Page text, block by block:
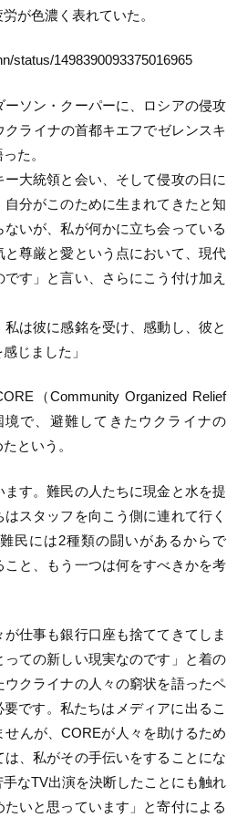
が色濃く表れていた。
status/1498390093375016965
ソン・クーパーに、ロシアの侵攻
ライナの首都キエフでゼレンスキ
た。
ー大統領と会い、そして侵攻の日に
分がこのために生まれてきたと知
いが、私が何かに立ち会っている
尊厳と愛という点において、現代
す」と言い、さらにこう付け加え
私は彼に感銘を受け、感動し、彼と
じました」
（Community Organized Relief
境で、避難してきたウクライナの
という。
ます。難民の人たちに現金と水を提
スタッフを向こう側に連れて行く
民には2種類の闘いがあるからで
と、もう一つは何をすべきかを考
が仕事も銀行口座も捨ててきてしま
ての新しい現実なのです」と着の
クライナの人々の窮状を語ったペ
です。私たちはメディアに出るこ
せんが、COREが人々を助けるため
、私がその手伝いをすることにな
なTV出演を決断したことにも触れ
いと思っています」と寄付による